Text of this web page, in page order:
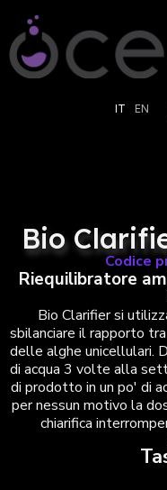
IT EN
Bio
Codice
Riequilibratore
Bio Clarifier si
sbilanciare il rapporto
delle alghe unicellulari.
di acqua 3 volte alla
di prodotto in un po' di
per nessun motivo la
chiarifica